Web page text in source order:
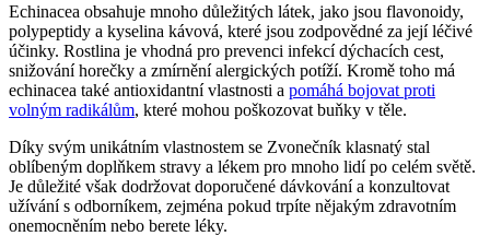
Echinacea obsahuje mnoho důležitých látek, jako jsou flavonoidy,
polypeptidy a kyselina kávová, které jsou zodpovědné za její léčivé
účinky. Rostlina je vhodná pro prevenci infekcí dýchacích cest,
snižování horečky a zmírnění alergických potíží. Kromě toho má
echinacea také antioxidantní vlastnosti a pomáhá bojovat proti
volným radikálům, které mohou poškozovat buňky v těle.
Díky svým unikátním vlastnostem se Zvonečník klasnatý stal
oblíbeným doplňkem stravy a lékem pro mnoho lidí po celém světě.
Je důležité však dodržovat doporučené dávkování a konzultovat
užívání s odborníkem, zejména pokud trpíte nějakým zdravotním
onemocněním nebo berete léky.